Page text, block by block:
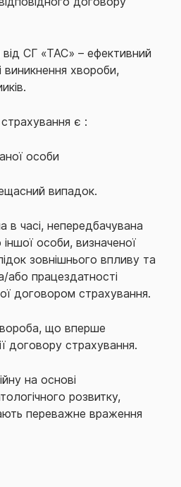
СГ «ТАС» – ефективний
виникнення хвороби,
є :
особи
випадок.
часі, непередбачувана
особи, визначеної
зовнішнього впливу та
працездатності
договором страхування.
що вперше
договору страхування.
на основі
розвитку,
переважне враження